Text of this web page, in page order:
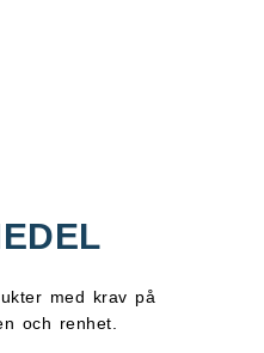
med krav på
och renhet.